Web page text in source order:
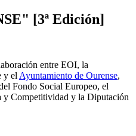
[3ª Edición]
entre EOI, la
y el Ayuntamiento de Ourense,
Fondo Social Europeo, el
Competitividad y la Diputación